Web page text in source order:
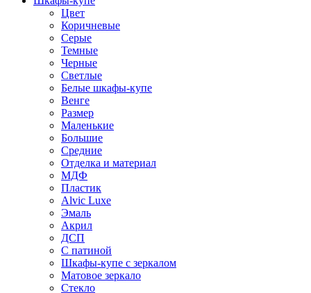
Цвет
Коричневые
Серые
Темные
Черные
Светлые
Белые шкафы-купе
Венге
Размер
Маленькие
Большие
Средние
Отделка и материал
МДФ
Пластик
Alvic Luxe
Эмаль
Акрил
ДСП
С патиной
Шкафы-купе с зеркалом
Матовое зеркало
Стекло